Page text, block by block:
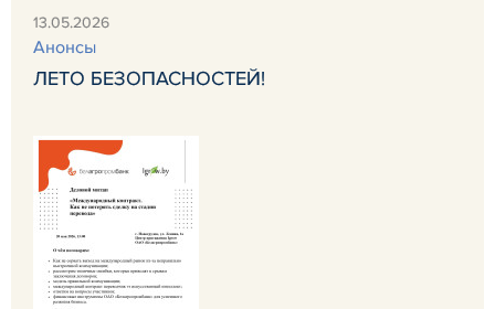
13.05.2026
Анонсы
ЛЕТО БЕЗОПАСНОСТЕЙ!